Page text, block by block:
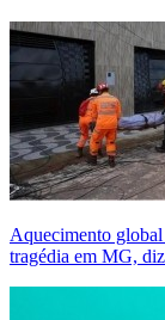
Aquecimento
tragédia em MG,